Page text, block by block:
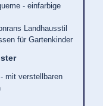
- einfarbige
Landhausstil
für Gartenkinder
mit verstellbaren